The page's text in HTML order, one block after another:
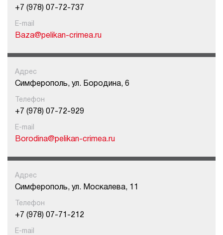
+7 (978) 07-72-737
E-mail
Baza@pelikan-crimea.ru
Адрес
Симферополь, ул. Бородина, 6
Телефон
+7 (978) 07-72-929
E-mail
Borodina@pelikan-crimea.ru
Адрес
Симферополь, ул. Москалева, 11
Телефон
+7 (978) 07-71-212
E-mail